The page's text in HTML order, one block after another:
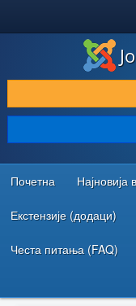
ПРЕУЗИМАЊЕ И
ОТКРИЈТЕ И НАУЧИТЕ
ЗАЈЕДНИЦА И
РЕСУРСИ ЗА РАЗВОЈ
Почетна Најновија
Екстензије (додаци)
Честа питања (FAQ)